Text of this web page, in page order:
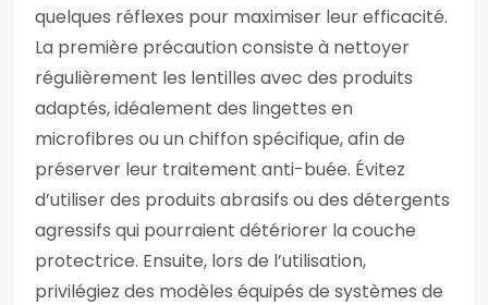
quelques réflexes pour maximiser leur efficacité.
La première précaution consiste à nettoyer
régulièrement les lentilles avec des produits
adaptés, idéalement des lingettes en
microfibres ou un chiffon spécifique, afin de
préserver leur traitement anti-buée. Évitez
d’utiliser des produits abrasifs ou des détergents
agressifs qui pourraient détériorer la couche
protectrice. Ensuite, lors de l’utilisation,
privilégiez des modèles équipés de systèmes de